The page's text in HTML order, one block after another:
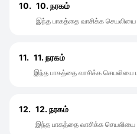
10. 10. நரகம்
இந்த பாகத்தை வாசிக்க
11. 11. நரகம்
இந்த பாகத்தை வாசிக்க செயலியை
12. 12. நரகம்
இந்த பாகத்தை வாசிக்க